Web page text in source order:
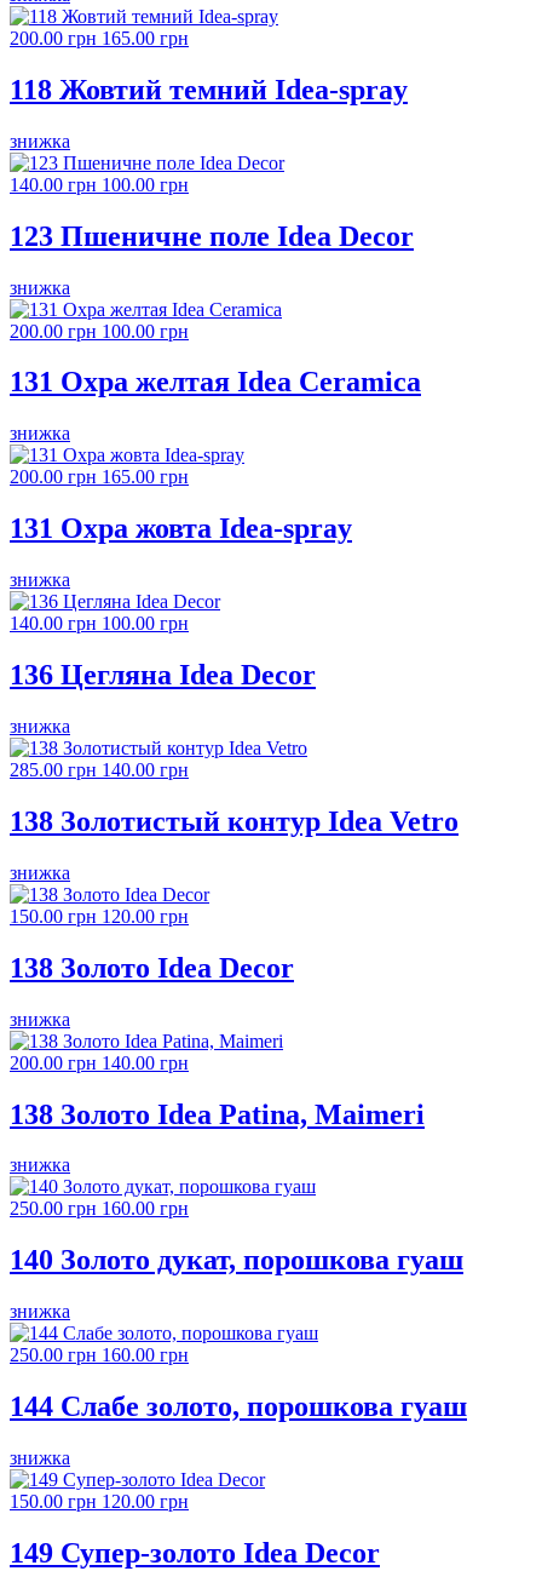
200.00 грн 165.00 грн
118 Жовтий темний Idea-spray
знижка
140.00 грн 100.00 грн
123 Пшеничне поле Idea Decor
знижка
200.00 грн 100.00 грн
131 Охра желтая Idea Ceramica
знижка
200.00 грн 165.00 грн
131 Охра жовта Idea-spray
знижка
140.00 грн 100.00 грн
136 Цегляна Idea Decor
знижка
285.00 грн 140.00 грн
138 Золотистый контур Idea Vetro
знижка
150.00 грн 120.00 грн
138 Золото Idea Decor
знижка
200.00 грн 140.00 грн
138 Золото Idea Patina, Maimeri
знижка
250.00 грн 160.00 грн
140 Золото дукат, порошкова гуаш
знижка
250.00 грн 160.00 грн
144 Слабе золото, порошкова гуаш
знижка
150.00 грн 120.00 грн
149 Супер-золото Idea Decor